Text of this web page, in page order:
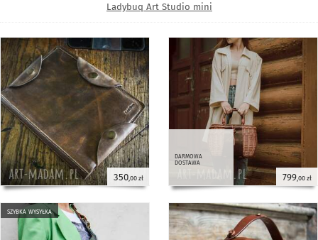
Ladybuq Art Studio mini
350,00 zł
darmowa
dostawa
799,00 zł
szybka wysyłka